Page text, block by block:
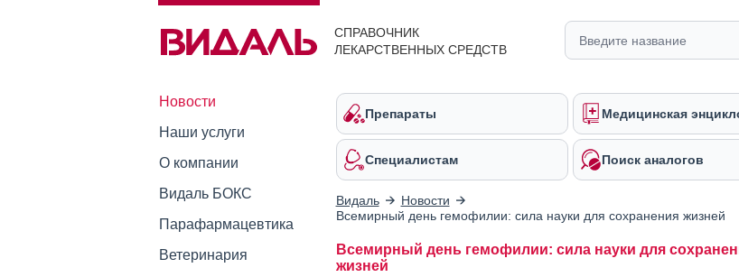
СПРАВОЧНИК
ЛЕКАРСТВЕННЫХ СРЕДСТВ
Новости
Наши услуги
О компании
Видаль БОКС
Парафармацевтика
Ветеринария
Препараты Медицинская
Специалистам Поиск аналогов
Видаль
Новости
Всемирный день гемофилии: сила науки для сохранения жизней
Всемирный день гемофилии: сила науки для
жизней